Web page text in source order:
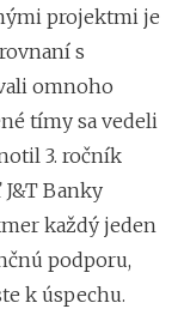
projektmi je
s
omnoho
tímy sa vedeli
3. ročník
Banky
každý jeden
podporu,
k úspechu.